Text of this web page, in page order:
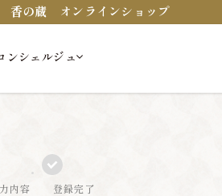
香の蔵 オンラインショップ
ンシェルジュ
内容 登録完了